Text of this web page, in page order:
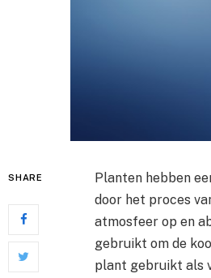
SHARE
Planten hebben
door het proces
atmosfeer op en
gebruikt om de
plant gebruikt als